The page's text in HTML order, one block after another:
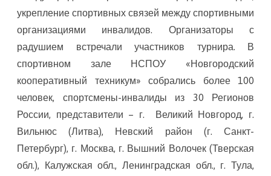
укрепление спортивных связей между спортивными
организациями инвалидов. Организаторы с
радушием встречали участников турнира. В
спортивном зале НСПОУ «Новгородский
кооперативный техникум» собрались более 100
человек, спортсмены-инвалиды из 30 Регионов
России, представители – г. Великий Новгород, г.
Вильнюс (Литва), Невский район (г. Санкт-
Петербург), г. Москва, г. Вышний Волочек (Тверская
обл.), Калужская обл., Ленинградская обл., г. Тула,